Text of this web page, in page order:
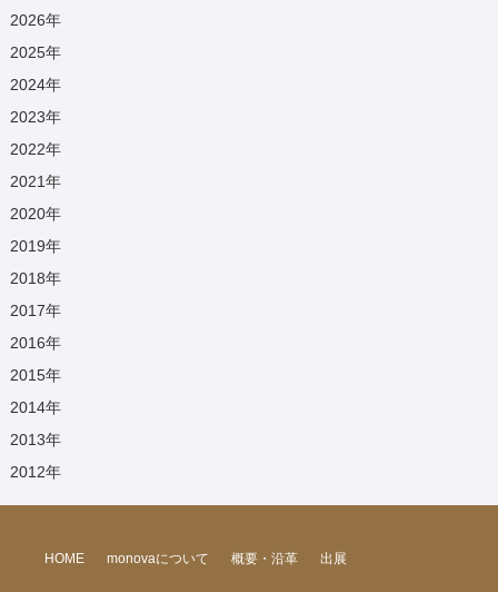
2026年
2025年
2024年
2023年
2022年
2021年
2020年
2019年
2018年
2017年
2016年
2015年
2014年
2013年
2012年
HOME monovaについて 概要・沿革 出展